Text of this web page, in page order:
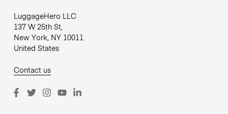
LuggageHero LLC
137 W 25th St,
New York, NY 10011
United States
Contact us